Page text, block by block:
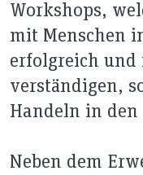
Workshops,
mit Menschen
erfolgreich und
verständigen,
Handeln in
Neben dem